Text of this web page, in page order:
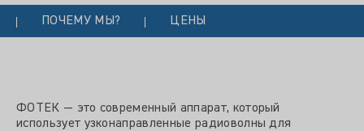
ПОЧЕМУ МЫ? ЦЕНЫ
ФОТЕК — это современный аппарат, который
использует узконаправленные радиоволны для